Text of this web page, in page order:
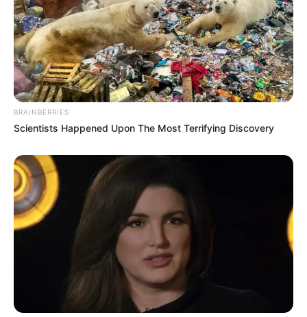
BRAINBERRIES
Scientists Happened Upon The Most Terrifying Discovery